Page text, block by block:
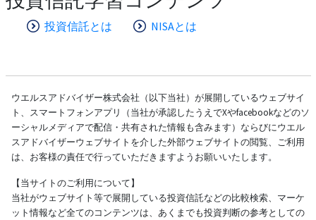
投資信託とは NISAとは
ウエルスアドバイザー株式会社（以下当社）が展開しているウェブサイ
ト、スマートフォンアプリ（当社が承認したうえでXやfacebookなどのソ
ーシャルメディアで配信・共有された情報も含みます）ならびにウエル
スアドバイザーウェブサイトを介した外部ウェブサイトの閲覧、ご利用
は、お客様の責任で行っていただきますようお願いいたします。
【当サイトのご利用について】
当社がウェブサイト等で展開している投資信託などの比較検索、マーケ
ット情報など全てのコンテンツは、あくまでも投資判断の参考としての